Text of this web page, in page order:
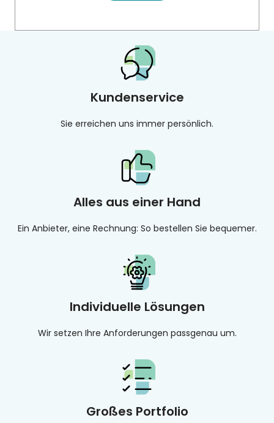
Kundenservice
Sie erreichen uns immer persönlich.
Alles aus einer Hand
Ein Anbieter, eine Rechnung: So bestellen Sie bequemer.
Individuelle Lösungen
Wir setzen Ihre Anforderungen passgenau um.
Großes Portfolio